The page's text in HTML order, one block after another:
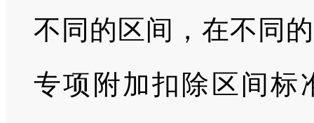
不同的区间，在不同
专项附加扣除区间标